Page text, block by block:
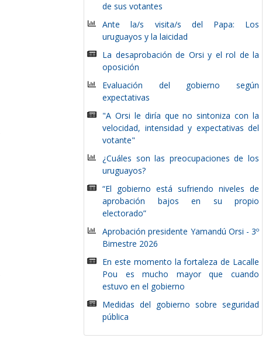
de sus votantes
Ante la/s visita/s del Papa: Los
uruguayos y la laicidad
La desaprobación de Orsi y el rol de la
oposición
Evaluación del gobierno según
expectativas
"A Orsi le diría que no sintoniza con la
velocidad, intensidad y expectativas del
votante"
¿Cuáles son las preocupaciones de los
uruguayos?
“El gobierno está sufriendo niveles de
aprobación bajos en su propio
electorado”
Aprobación presidente Yamandú Orsi - 3º
Bimestre 2026
En este momento la fortaleza de Lacalle
Pou es mucho mayor que cuando
estuvo en el gobierno
Medidas del gobierno sobre seguridad
pública